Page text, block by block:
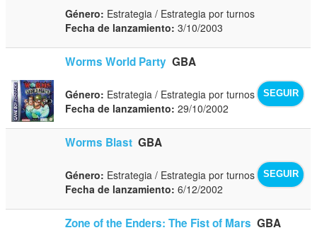
Género: Estrategia / Estrategia por turnos
Fecha de lanzamiento: 3/10/2003
Worms World Party GBA
SEGUIR
Género: Estrategia / Estrategia por turnos
Fecha de lanzamiento: 29/10/2002
Worms Blast GBA
SEGUIR
Género: Estrategia / Estrategia por turnos
Fecha de lanzamiento: 6/12/2002
Zone of the Enders: The Fist of Mars GBA